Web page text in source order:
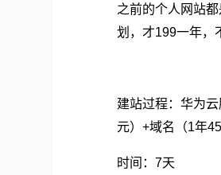
之前的个人网站
划，才199一年，
建站过程：华为
元）+域名（1年45
时间：7天